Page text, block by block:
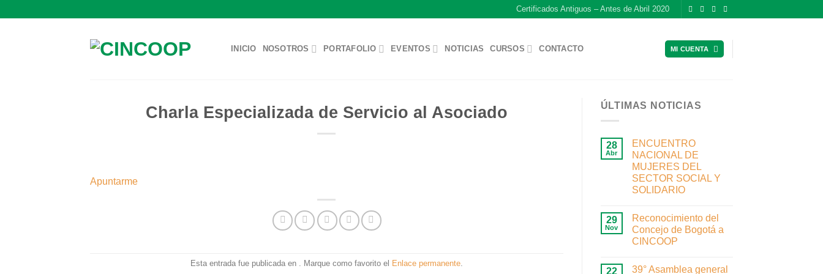
Certificados Antiguos – Antes de Abril 2020
INICIO NOSOTROS PORTAFOLIO EVENTOS NOTICIAS CURSOS CONTACTO MI CUENTA
Charla Especializada de Servicio al Asociado
Apuntarme
Esta entrada fue publicada en . Marque como favorito el Enlace permanente.
ÚLTIMAS NOTICIAS
28
Abr
ENCUENTRO
NACIONAL DE
MUJERES DEL
SECTOR SOCIAL Y
SOLIDARIO
29
Nov
Reconocimiento del
Concejo de Bogotá a
CINCOOP
22 39° Asamblea general